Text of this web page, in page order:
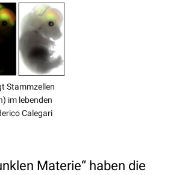
Stammzellen
im lebenden
Calegari
Materie“ haben die